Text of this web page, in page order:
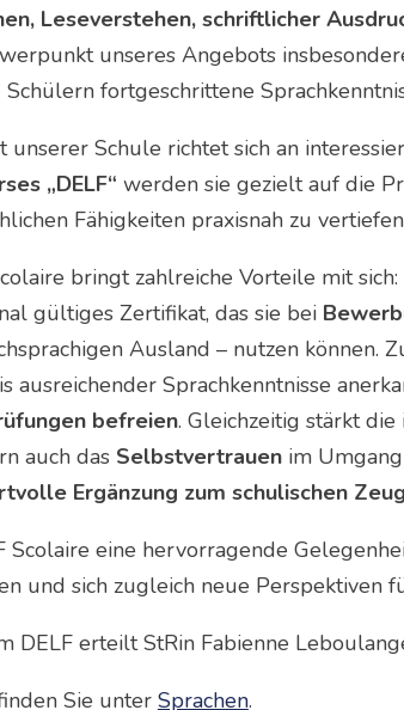
Leseverstehen, schriftlicher
unseres Angebots
fortgeschrittene
unserer Schule richtet sich an
„DELF“ werden sie gezielt auf die
Fähigkeiten praxisnah zu
bringt zahlreiche Vorteile mit
gültiges Zertifikat, das sie bei
Ausland – nutzen können.
ausreichender Sprachkenntnisse
befreien. Gleichzeitig stärkt
auch das Selbstvertrauen im
Ergänzung zum schulischen
Scolaire eine hervorragende
und sich zugleich neue Perspektiven
DELF erteilt StRin Fabienne
Sie unter Sprachen.